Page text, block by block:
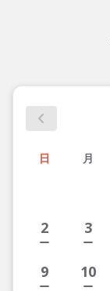
日 月
2 3
9 10